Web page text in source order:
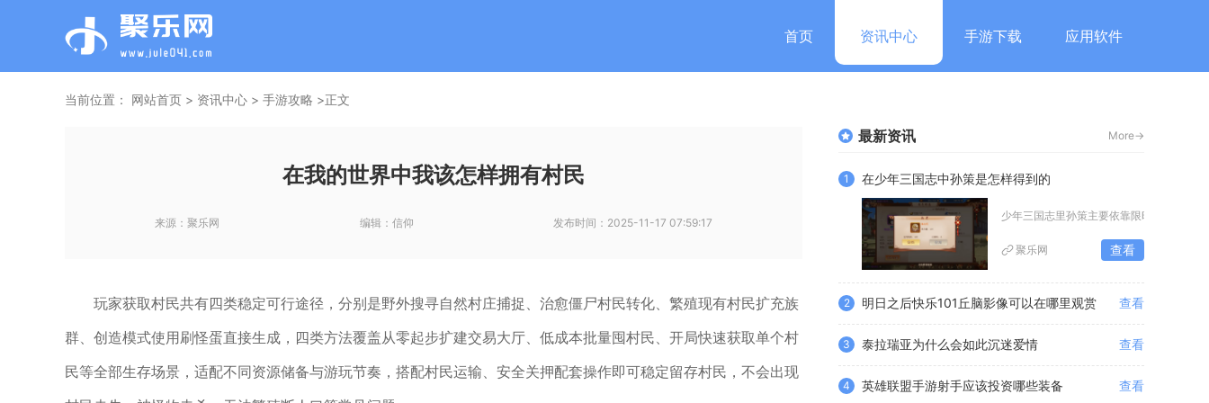
首页 资讯中心 手游下载 应用软件
当前位置： 网站首页 > 资讯中心 > 手游攻略 >正文
在我的世界中我该怎样拥有村民
来源： 聚乐网 编辑： 信仰 发布时间： 2025-11-17 07:59:17
玩家获取村民共有四类稳定可行途径，分别是野外搜寻自然村庄捕捉、治愈僵尸村民转化、繁殖现有村民扩充族
群、创造模式使用刷怪蛋直接生成，四类方法覆盖从零起步扩建交易大厅、低成本批量囤村民、开局快速获取单个村
民等全部生存场景，适配不同资源储备与游玩节奏，搭配村民运输、安全关押配套操作即可稳定留存村民，不会出现
最新资讯 More->
1 在少年三国志中孙策是怎样得到的
少年三国志里孙策主要依靠限时招募卡池
聚乐网 查看
2 明日之后快乐101丘脑影像可以在哪里观赏 查看
3 泰拉瑞亚为什么会如此沉迷爱情 查看
4 英雄联盟手游射手应该投资哪些装备 查看